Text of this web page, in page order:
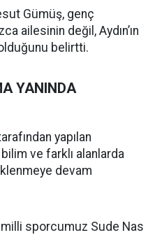
Gümüş, genç
ailesinin değil, Aydın’ın
belirtti.
YANINDA
yapılan
ve farklı alanlarda
devam
milli sporcumuz Sude Nas